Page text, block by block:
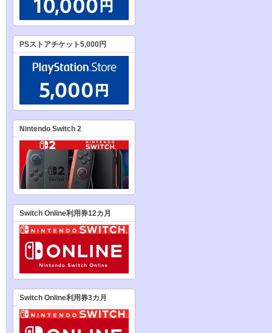
PSストアチケット5,000円
Nintendo Switch 2
Switch Online利用券12カ月
Switch Online利用券3カ月